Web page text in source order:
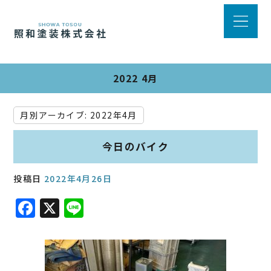
2022 4月
月別アーカイブ: 2022年4月
今日のバイク
投稿日 2022年4月26日
F
a
c
X
e